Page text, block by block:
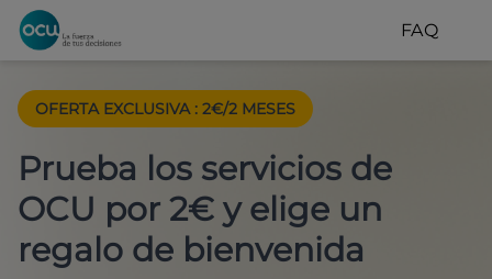
FAQ
OFERTA EXCLUSIVA : 2€/2 MESES
Prueba los servicios de
OCU por 2€ y elige un
regalo de bienvenida